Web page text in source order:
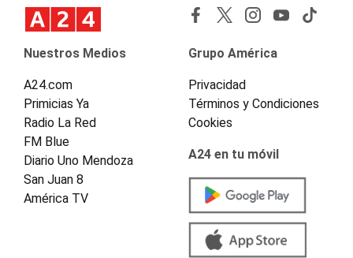
Nuestros Medios
A24.com
Primicias Ya
Radio La Red
FM Blue
Diario Uno Mendoza
San Juan 8
América TV
Grupo América
Privacidad
Términos y Condiciones
Cookies
A24 en tu móvil